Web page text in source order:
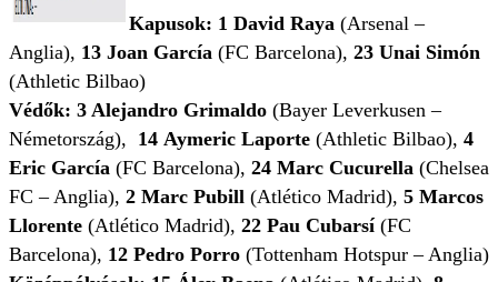
Kapusok: 1 David Raya (Arsenal –
Anglia), 13 Joan García (FC Barcelona), 23 Unai Simón
(Athletic Bilbao)
Védők: 3 Alejandro Grimaldo (Bayer Leverkusen –
Németország), 14 Aymeric Laporte (Athletic Bilbao), 4
Eric García (FC Barcelona), 24 Marc Cucurella (Chelsea
FC – Anglia), 2 Marc Pubill (Atlético Madrid), 5 Marcos
Llorente (Atlético Madrid), 22 Pau Cubarsí (FC
Barcelona), 12 Pedro Porro (Tottenham Hotspur – Anglia)